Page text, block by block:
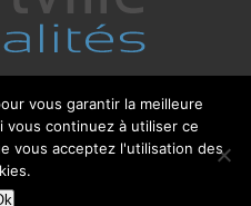
Actualités - Tous droits
Glotin - l'Agence-i
vous garantir la meilleure
continuez à utiliser ce
vous acceptez l'utilisation des